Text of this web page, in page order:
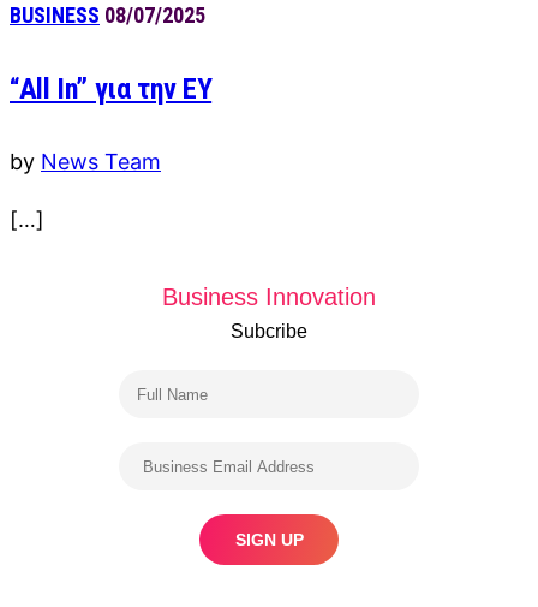
BUSINESS 08/07/2025
“All In” για την ΕΥ
by News Team
[…]
Business Innovation
Subcribe